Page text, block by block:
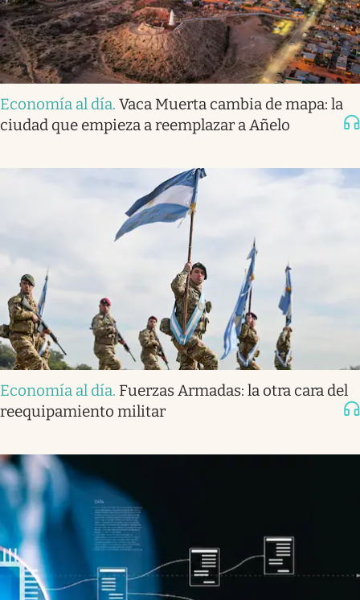
Economía al día. Vaca Muerta cambia de mapa: la
ciudad que empieza a reemplazar a Añelo
Economía al día. Fuerzas Armadas: la otra cara del
reequipamiento militar